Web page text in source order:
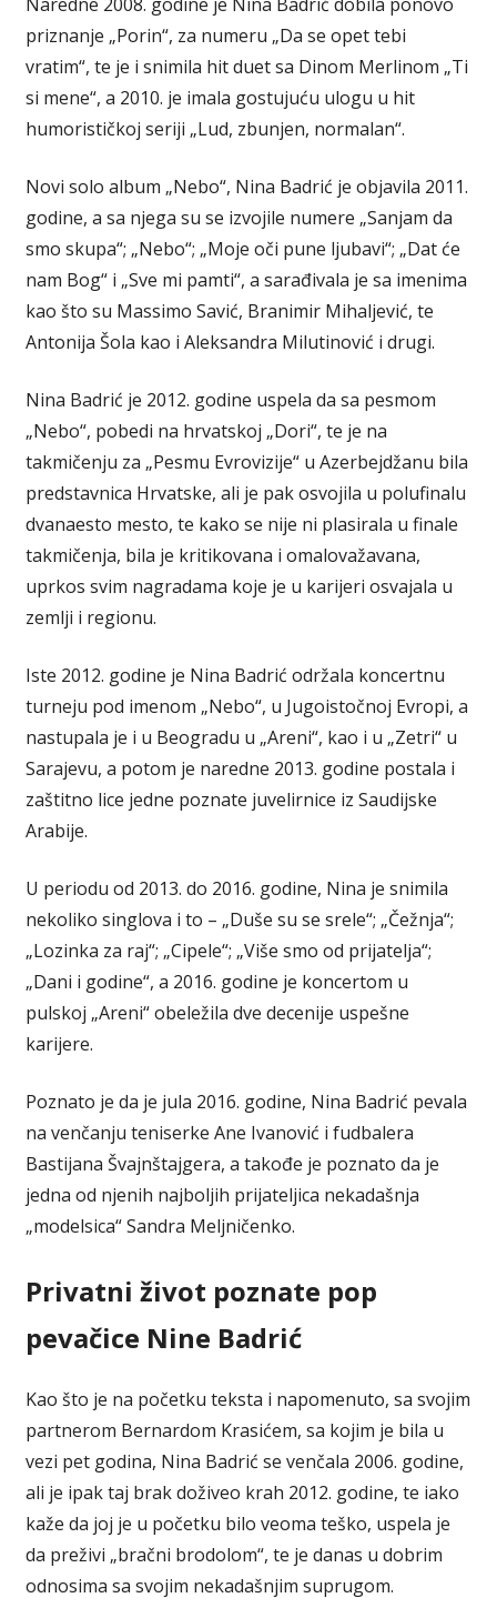
priznanje „Porin“, za numeru „Da se opet tebi
vratim“, te je i snimila hit duet sa Dinom Merlinom „Ti
si mene“, a 2010. je imala gostujuću ulogu u hit
humorističkoj seriji „Lud, zbunjen, normalan“.
Novi solo album „Nebo“, Nina Badrić je objavila 2011.
godine, a sa njega su se izvojile numere „Sanjam da
smo skupa“; „Nebo“; „Moje oči pune ljubavi“; „Dat će
nam Bog“ i „Sve mi pamti“, a sarađivala je sa imenima
kao što su Massimo Savić, Branimir Mihaljević, te
Antonija Šola kao i Aleksandra Milutinović i drugi.
Nina Badrić je 2012. godine uspela da sa pesmom
„Nebo“, pobedi na hrvatskoj „Dori“, te je na
takmičenju za „Pesmu Evrovizije“ u Azerbejdžanu bila
predstavnica Hrvatske, ali je pak osvojila u polufinalu
dvanaesto mesto, te kako se nije ni plasirala u finale
takmičenja, bila je kritikovana i omalovažavana,
uprkos svim nagradama koje je u karijeri osvajala u
zemlji i regionu.
Iste 2012. godine je Nina Badrić održala koncertnu
turneju pod imenom „Nebo“, u Jugoistočnoj Evropi, a
nastupala je i u Beogradu u „Areni“, kao i u „Zetri“ u
Sarajevu, a potom je naredne 2013. godine postala i
zaštitno lice jedne poznate juvelirnice iz Saudijske
Arabije.
U periodu od 2013. do 2016. godine, Nina je snimila
nekoliko singlova i to – „Duše su se srele“; „Čežnja“;
„Lozinka za raj“; „Cipele“; „Više smo od prijatelja“;
„Dani i godine“, a 2016. godine je koncertom u
pulskoj „Areni“ obeležila dve decenije uspešne
karijere.
Poznato je da je jula 2016. godine, Nina Badrić pevala
na venčanju teniserke Ane Ivanović i fudbalera
Bastijana Švajnštajgera, a takođe je poznato da je
jedna od njenih najboljih prijateljica nekadašnja
„modelsica“ Sandra Meljničenko.
Privatni život poznate pop
pevačice Nine Badrić
Kao što je na početku teksta i napomenuto, sa svojim
partnerom Bernardom Krasićem, sa kojim je bila u
vezi pet godina, Nina Badrić se venčala 2006. godine,
ali je ipak taj brak doživeo krah 2012. godine, te iako
kaže da joj je u početku bilo veoma teško, uspela je
da preživi „bračni brodolom“, te je danas u dobrim
odnosima sa svojim nekadašnjim suprugom.